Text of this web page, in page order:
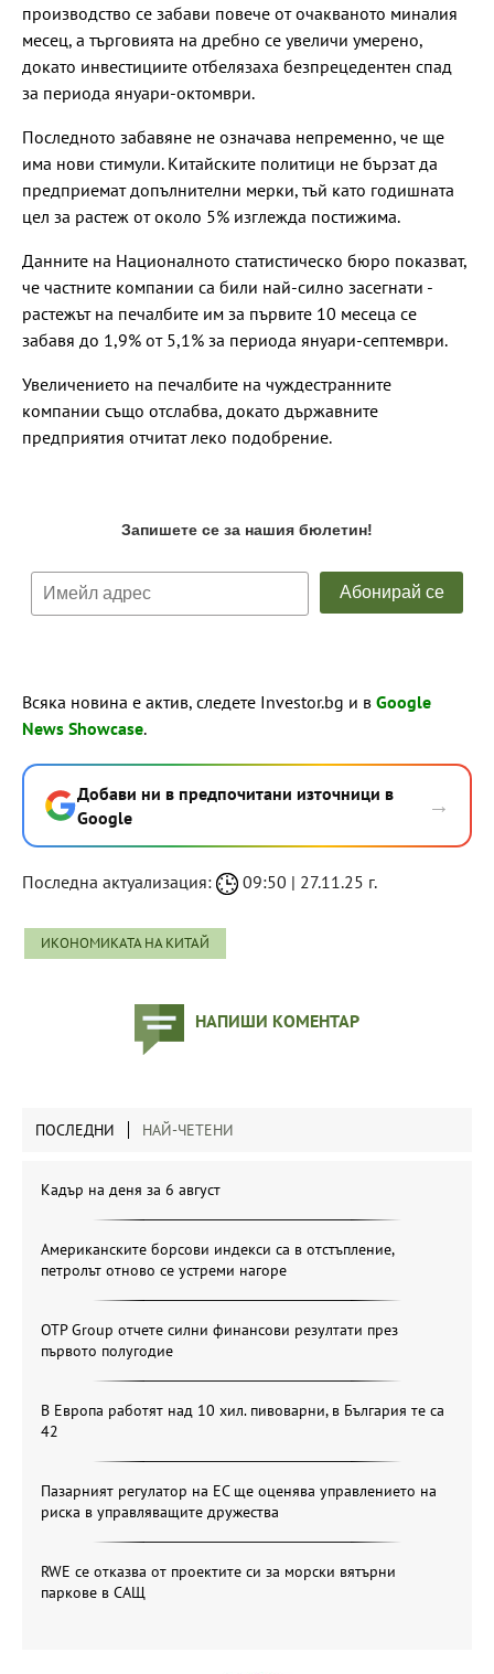
производство се забави повече от очакваното миналия
месец, а търговията на дребно се увеличи умерено,
докато инвестициите отбелязаха безпрецедентен спад
за периода януари-октомври.
Последното забавяне не означава непременно, че ще
има нови стимули. Китайските политици не бързат да
предприемат допълнителни мерки, тъй като годишната
цел за растеж от около 5% изглежда постижима.
Данните на Националното статистическо бюро показват,
че частните компании са били най-силно засегнати -
растежът на печалбите им за първите 10 месеца се
забавя до 1,9% от 5,1% за периода януари-септември.
Увеличението на печалбите на чуждестранните
компании също отслабва, докато държавните
предприятия отчитат леко подобрение.
Всяка новина е актив, следете Investor.bg и в Google
News Showcase.
Добави ни в предпочитани източници в
Google
→
Последна актуализация: 09:50 | 27.11.25 г.
ИКОНОМИКАТА НА КИТАЙ
НАПИШИ КОМЕНТАР
ПОСЛЕДНИ НАЙ-ЧЕТЕНИ
Кадър на деня за 6 август
Американските борсови индекси са в отстъпление,
петролът отново се устреми нагоре
OTP Group отчете силни финансови резултати през
първото полугодие
В Европа работят над 10 хил. пивоварни, в България те са
42
Пазарният регулатор на ЕС ще оценява управлението на
риска в управляващите дружества
RWE се отказва от проектите си за морски вятърни
паркове в САЩ